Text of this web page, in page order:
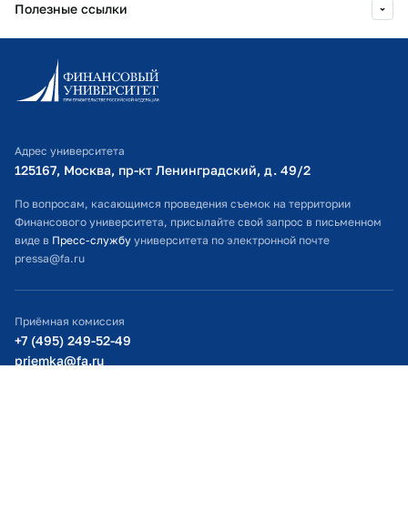
Полезные ссылки
Информационно-образовательный портал
Личный кабинет поступающего
Оплата обучения
Расписание занятий
Студенческий офис
Официальный адрес электронной почты
Министерство просвещения РФ
Министерство науки и высшего образования РФ
Адрес университета
125167, Москва, пр-кт Ленинградский, д. 49/2​
По вопросам, касающимся проведения съемок на территории
Финансового университета, присылайте свой запрос в письменном
виде в Пресс-службу университета по электронной почте
pressa@fa.ru
Приёмная комиссия
+7 (495) 249-52-49
priemka@fa.ru